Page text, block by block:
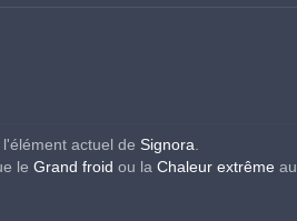
actuel de Signora
le Grand froid ou la Chaleur extrême